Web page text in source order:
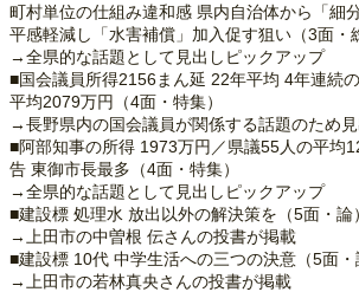
町村単位の仕組み違和感 県内自治体から「細
平感軽減し「水害補償」加入促す狙い（3面・
→全県的な話題として見出しピックアップ
■国会議員所得2156まん延 22年平均 4年連続
平均2079万円（4面・特集）
→長野県内の国会議員が関係する話題のため
■阿部知事の所得 1973万円／県議55人の平均
告 東御市長最多（4面・特集）
→全県的な話題として見出しピックアップ
■建設標 処理水 放出以外の解決策を（5面・論）
→上田市の中曽根 伝さんの投書が掲載
■建設標 10代 中学生活への三つの決意（5面・
→上田市の若林真央さんの投書が掲載